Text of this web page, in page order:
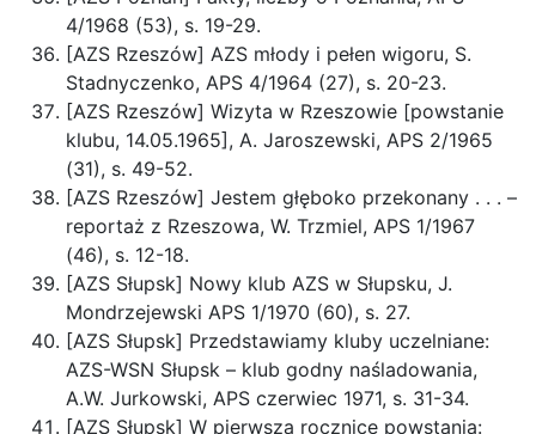
4/1968 (53), s. 19-29.
[AZS Rzeszów] AZS młody i pełen wigoru, S.
Stadnyczenko, APS 4/1964 (27), s. 20-23.
[AZS Rzeszów] Wizyta w Rzeszowie [powstanie
klubu, 14.05.1965], A. Jaroszewski, APS 2/1965
(31), s. 49-52.
[AZS Rzeszów] Jestem głęboko przekonany . . . –
reportaż z Rzeszowa, W. Trzmiel, APS 1/1967
(46), s. 12-18.
[AZS Słupsk] Nowy klub AZS w Słupsku, J.
Mondrzejewski APS 1/1970 (60), s. 27.
[AZS Słupsk] Przedstawiamy kluby uczelniane:
AZS-WSN Słupsk – klub godny naśladowania,
A.W. Jurkowski, APS czerwiec 1971, s. 31-34.
[AZS Słupsk] W pierwszą rocznicę powstania: